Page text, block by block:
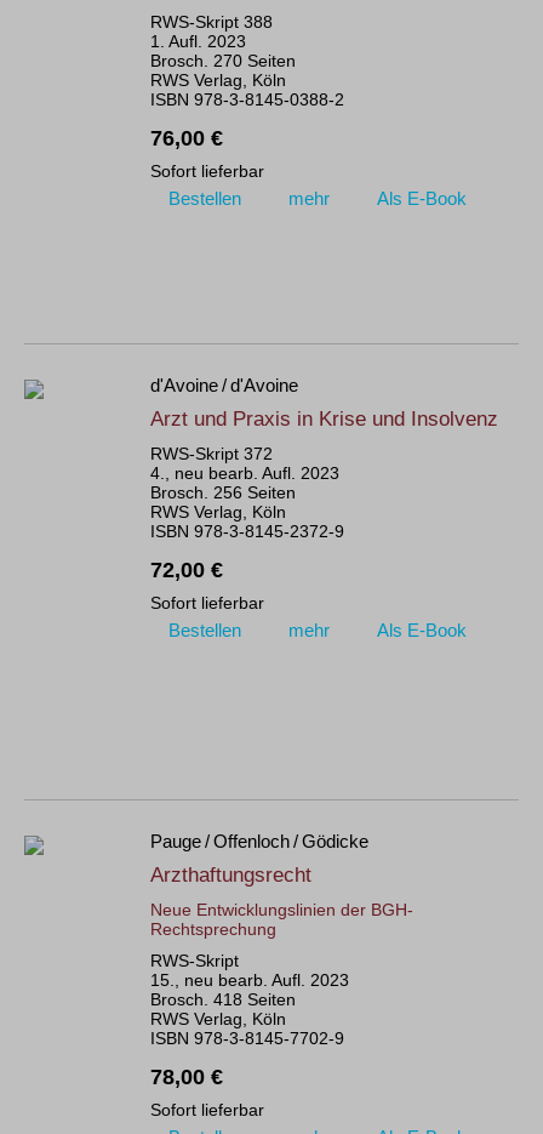
RWS-Skript 388
1. Aufl. 2023
Brosch. 270 Seiten
RWS Verlag, Köln
ISBN 978-3-8145-0388-2
76,00 €
Sofort lieferbar
Bestellen mehr Als E-Book
d'Avoine / d'Avoine
Arzt und Praxis in Krise und Insolvenz
RWS-Skript 372
4., neu bearb. Aufl. 2023
Brosch. 256 Seiten
RWS Verlag, Köln
ISBN 978-3-8145-2372-9
72,00 €
Sofort lieferbar
Bestellen mehr Als E-Book
Pauge / Offenloch / Gödicke
Arzthaftungsrecht
Neue Entwicklungslinien der BGH-
Rechtsprechung
RWS-Skript
15., neu bearb. Aufl. 2023
Brosch. 418 Seiten
RWS Verlag, Köln
ISBN 978-3-8145-7702-9
78,00 €
Sofort lieferbar